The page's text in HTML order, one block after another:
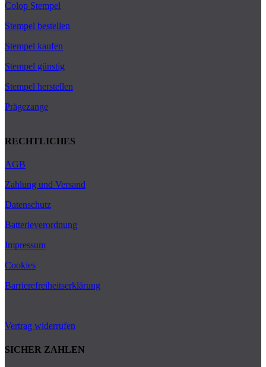
Colop Stempel
Stempel bestellen
Stempel kaufen
Stempel günstig
Stempel herstellen
Prägezange
RECHTLICHES
AGB
Zahlung und Versand
Datenschutz
Batterieverordnung
Impressum
Cookies
Barrierefreiheitserklärung
Vertrag widerrufen
SICHER ZAHLEN